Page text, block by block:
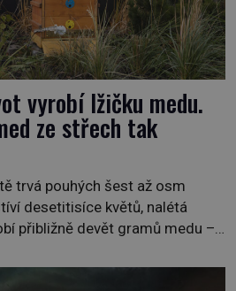
vyrobí lžičku medu.
ze střech tak
trvá pouhých šest až osm
desetitisíce květů, nalétá
přibližně devět gramů medu –
se spojí s dalšími desítkami